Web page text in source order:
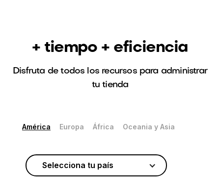
+ tiempo + eficiencia
Disfruta de todos los recursos para administrar
tu tienda
América Europa África Oceania y Asia
Selecciona tu país